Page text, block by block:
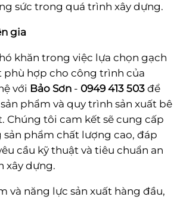
sức trong quá trình xây dựng.
gia
khăn trong việc lựa chọn gạch
phù hợp cho công trình của
với Bảo Sơn - 0949 413 503 để
phẩm và quy trình sản xuất bê
Chúng tôi cam kết sẽ cung cấp
phẩm chất lượng cao, đáp
cầu kỹ thuật và tiêu chuẩn an
xây dựng.
và năng lực sản xuất hàng đầu,